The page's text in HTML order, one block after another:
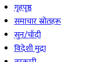
गृहपृष्ठ
समाचार स्रोतहरू
सुन/चाँदी
विदेशी मुद्रा